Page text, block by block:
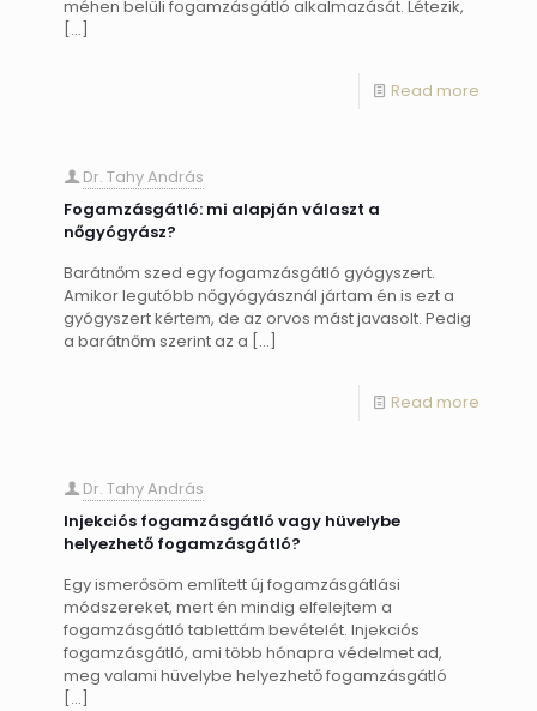
méhen belüli fogamzásgátló alkalmazását. Létezik,
[…]
Read more
Dr. Tahy András
Fogamzásgátló: mi alapján választ a
nőgyógyász?
Barátnőm szed egy fogamzásgátló gyógyszert.
Amikor legutóbb nőgyógyásznál jártam én is ezt a
gyógyszert kértem, de az orvos mást javasolt. Pedig
a barátnőm szerint az a […]
Read more
Dr. Tahy András
Injekciós fogamzásgátló vagy hüvelybe
helyezhető fogamzásgátló?
Egy ismerősöm említett új fogamzásgátlási
módszereket, mert én mindig elfelejtem a
fogamzásgátló tablettám bevételét. Injekciós
fogamzásgátló, ami több hónapra védelmet ad,
meg valami hüvelybe helyezhető fogamzásgátló
[…]